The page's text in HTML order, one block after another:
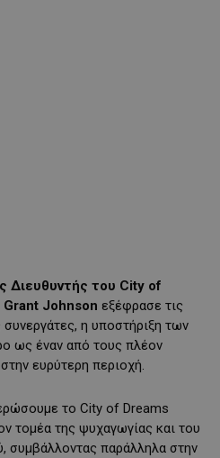
Διευθυντής του City of
Johnson εξέφρασε τις
η υποστήριξη των
ως έναν από τους πλέον
ευρύτερη περιοχή.
το City of Dreams
τομέα της ψυχαγωγίας και του
συμβάλλοντας παράλληλα στην